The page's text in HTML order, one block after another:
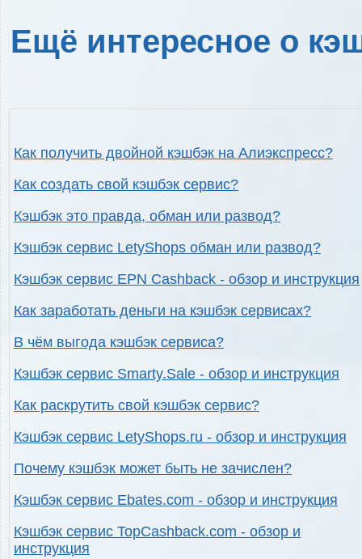
Ещё интересное о
Как получить двойной кэшбэк на Алиэкспресс?
Как создать свой кэшбэк сервис?
Кэшбэк это правда, обман или развод?
Кэшбэк сервис LetyShops обман или развод?
Кэшбэк сервис EPN Cashback - обзор и инструкция
Как заработать деньги на кэшбэк сервисах?
В чём выгода кэшбэк сервиса?
Кэшбэк сервис Smarty.Sale - обзор и инструкция
Как раскрутить свой кэшбэк сервис?
Кэшбэк сервис LetyShops.ru - обзор и инструкция
Почему кэшбэк может быть не зачислен?
Кэшбэк сервис Ebates.com - обзор и инструкция
Кэшбэк сервис TopCashback.com - обзор и
инструкция